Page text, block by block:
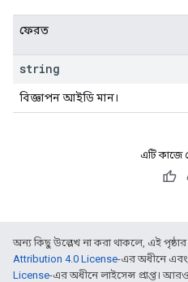
ফেরত
string
বিজ্ঞাপন আইডি মান।
এটি কাজে
অন্য কিছু উল্লেখ না করা থাকলে, এই পৃষ্ঠার
Attribution 4.0 License-এর অধীনে
License-এর অধীনে লাইসেন্স প্রাপ্ত।